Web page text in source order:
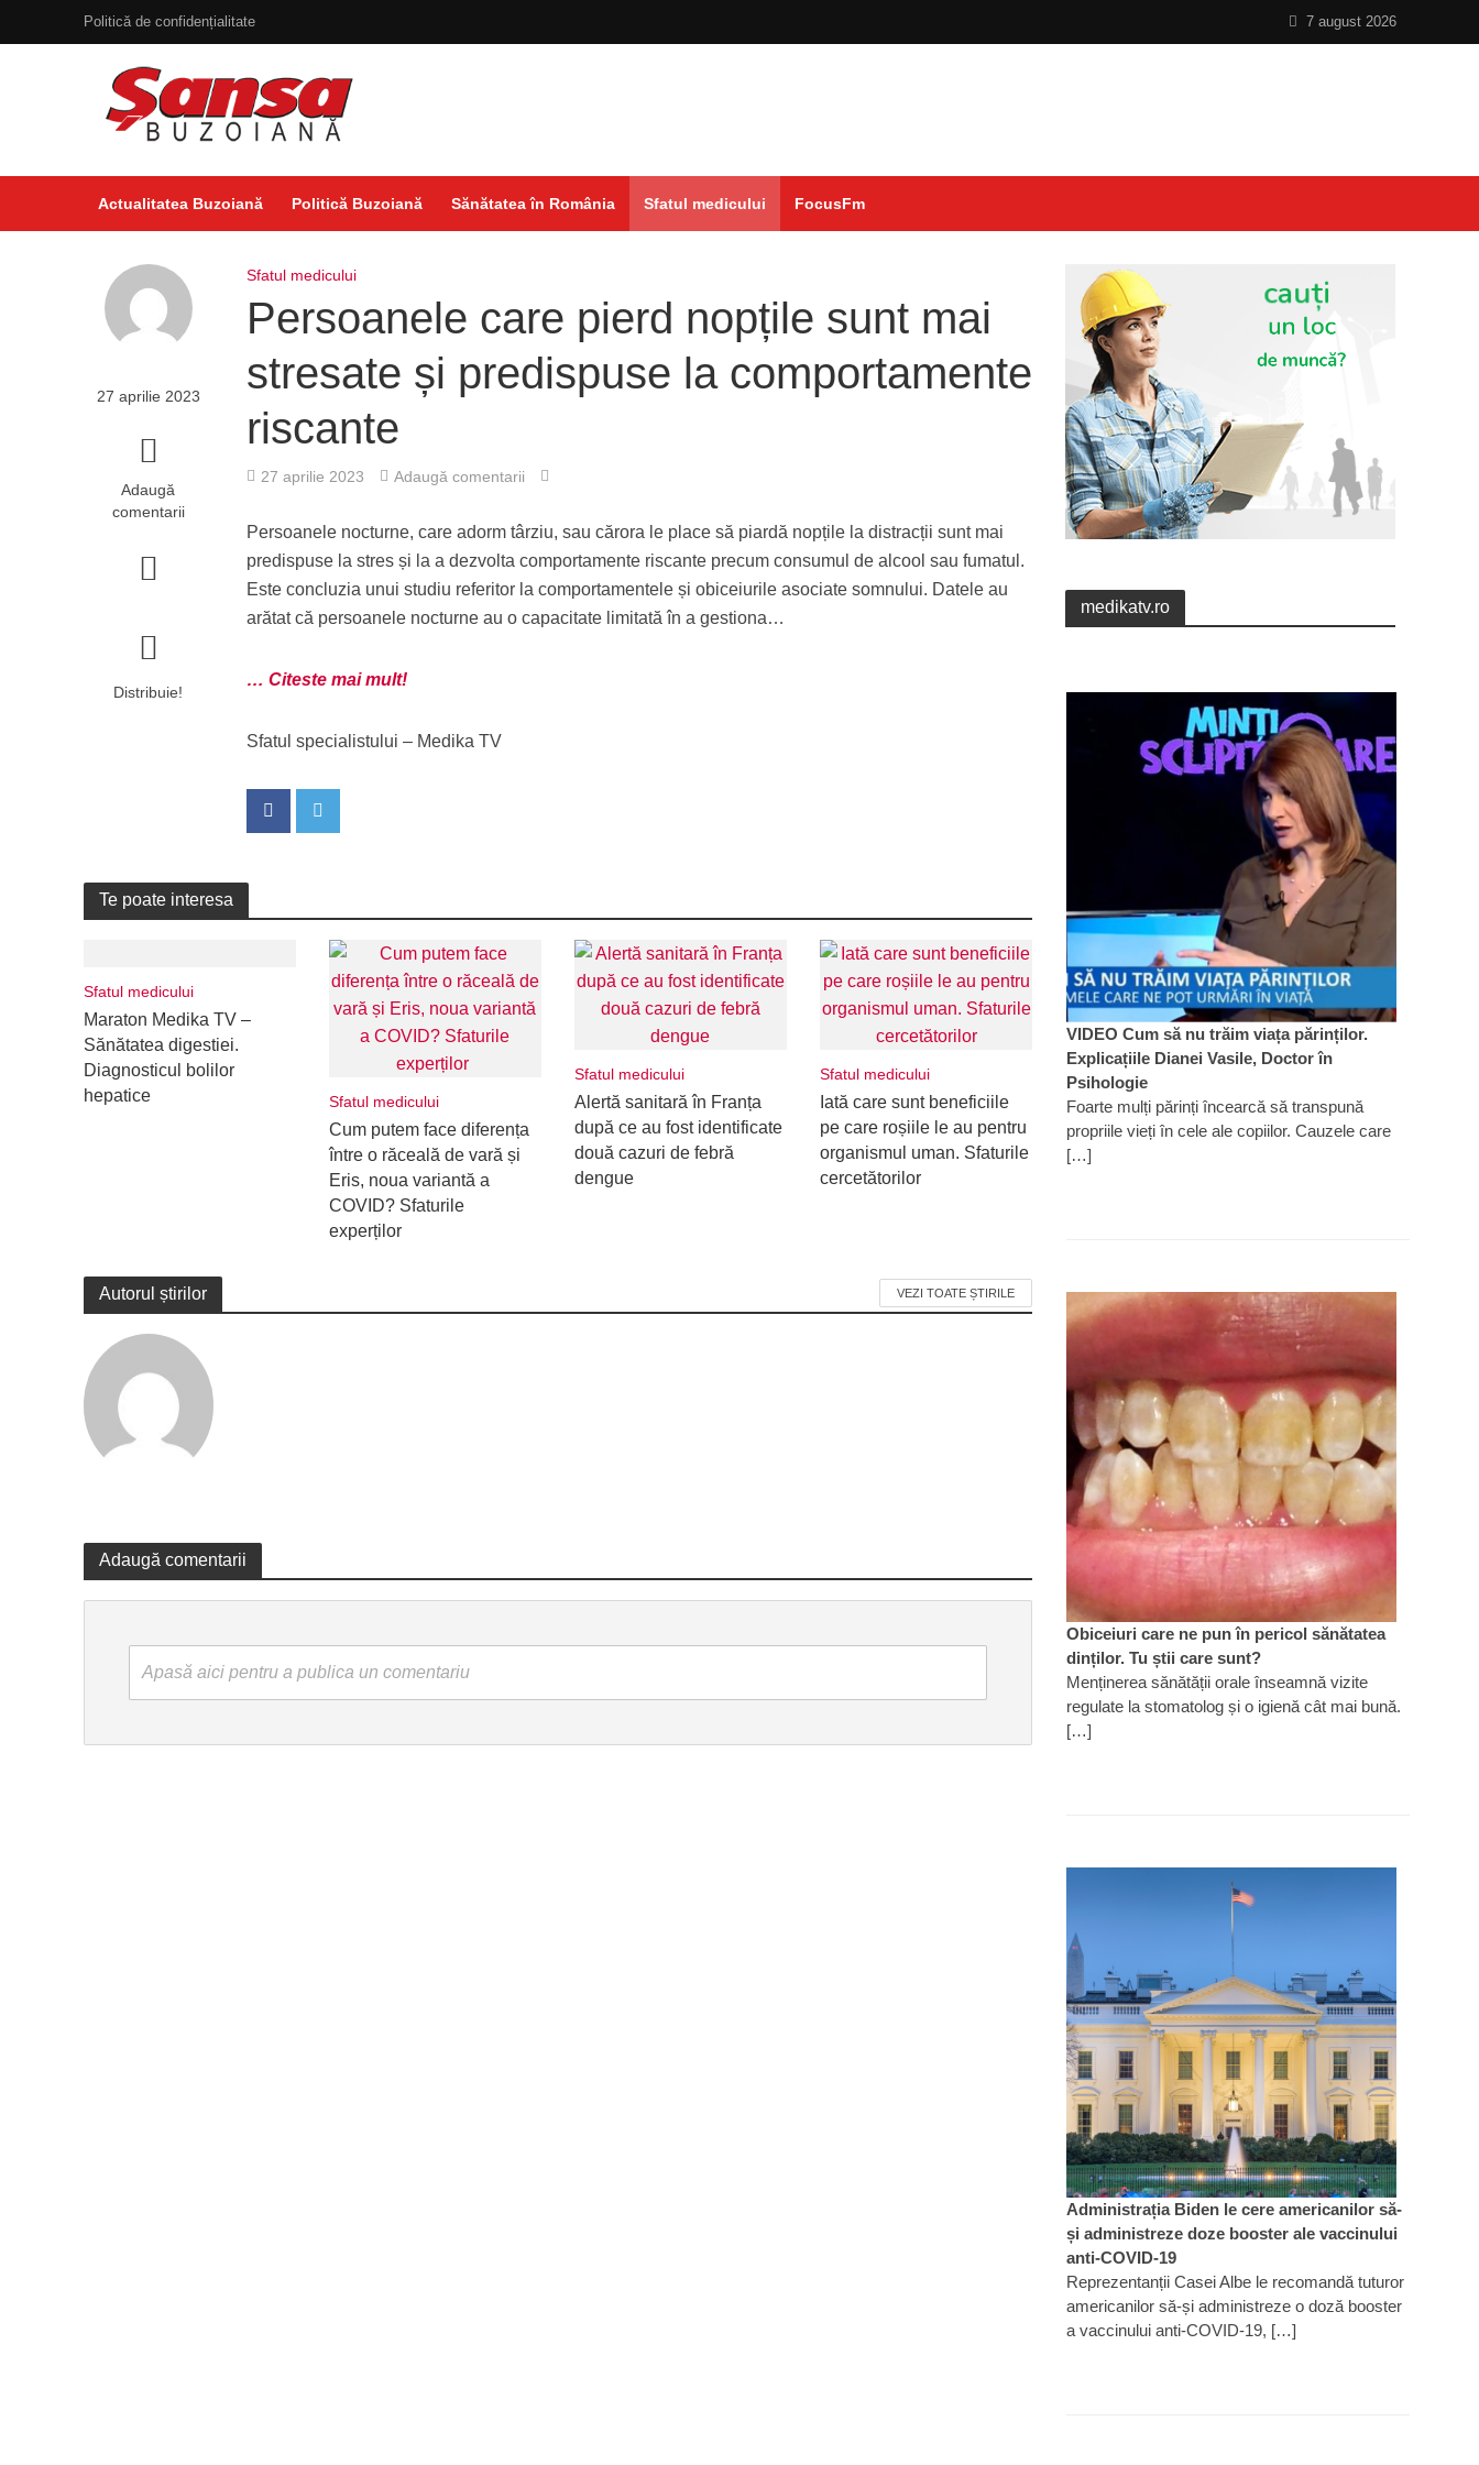
Politică de confidențialitate 7 august 2026
Actualitatea Buzoiană Politică Buzoiană Sănătatea în România Sfatul medicului FocusFm
27 aprilie 2023
Adaugă
comentarii
Distribuie!
Sfatul medicului
Persoanele care pierd nopțile sunt mai
stresate și predispuse la comportamente
riscante
27 aprilie 2023 Adaugă comentarii
Persoanele nocturne, care adorm târziu, sau cărora le place să piardă nopțile la distracții sunt mai
predispuse la stres și la a dezvolta comportamente riscante precum consumul de alcool sau fumatul.
Este concluzia unui studiu referitor la comportamentele și obiceiurile asociate somnului. Datele au
arătat că persoanele nocturne au o capacitate limitată în a gestiona…
… Citeste mai mult!
Sfatul specialistului – Medika TV
Te poate interesa
Sfatul medicului
Maraton Medika TV –
Sănătatea digestiei.
Diagnosticul bolilor
hepatice
Sfatul medicului
Cum putem face diferența
între o răceală de vară și
Eris, noua variantă a
COVID? Sfaturile
experților
Sfatul medicului
Alertă sanitară în Franța
după ce au fost identificate
două cazuri de febră
dengue
Sfatul medicului
Iată care sunt beneficiile
pe care roșiile le au pentru
organismul uman. Sfaturile
cercetătorilor
Autorul știrilor VEZI TOATE ȘTIRILE
Adaugă comentarii
Apasă aici pentru a publica un comentariu
medikatv.ro
VIDEO Cum să nu trăim viața părinților.
Explicațiile Dianei Vasile, Doctor în
Psihologie
Foarte mulți părinți încearcă să transpună
propriile vieți în cele ale copiilor. Cauzele care
[…]
Obiceiuri care ne pun în pericol sănătatea
dinților. Tu știi care sunt?
Menținerea sănătății orale înseamnă vizite
regulate la stomatolog și o igienă cât mai bună.
[…]
Administrația Biden le cere americanilor să-
și administreze doze booster ale vaccinului
anti-COVID-19
Reprezentanții Casei Albe le recomandă tuturor
americanilor să-și administreze o doză booster
a vaccinului anti-COVID-19, […]